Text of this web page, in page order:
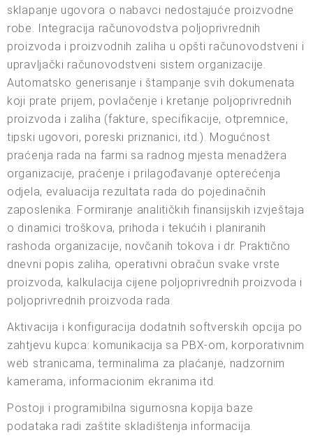
sklapanje ugovora o nabavci nedostajuće proizvodne
robe. Integracija računovodstva poljoprivrednih
proizvoda i proizvodnih zaliha u opšti računovodstveni i
upravljački računovodstveni sistem organizacije.
Automatsko generisanje i štampanje svih dokumenata
koji prate prijem, povlačenje i kretanje poljoprivrednih
proizvoda i zaliha (fakture, specifikacije, otpremnice,
tipski ugovori, poreski priznanici, itd.). Mogućnost
praćenja rada na farmi sa radnog mjesta menadžera
organizacije, praćenje i prilagođavanje opterećenja
odjela, evaluacija rezultata rada do pojedinačnih
zaposlenika. Formiranje analitičkih finansijskih izvještaja
o dinamici troškova, prihoda i tekućih i planiranih
rashoda organizacije, novčanih tokova i dr. Praktično
dnevni popis zaliha, operativni obračun svake vrste
proizvoda, kalkulacija cijene poljoprivrednih proizvoda i
poljoprivrednih proizvoda rada.
Aktivacija i konfiguracija dodatnih softverskih opcija po
zahtjevu kupca: komunikacija sa PBX-om, korporativnim
web stranicama, terminalima za plaćanje, nadzornim
kamerama, informacionim ekranima itd.
Postoji i programibilna sigurnosna kopija baze
podataka radi zaštite skladištenja informacija.